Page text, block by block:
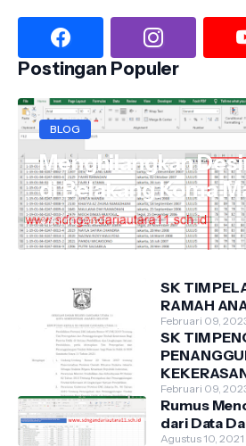
Postingan Populer
BLOG
Menghilangkan
di Belakang Koma
April 10, 2021
SK TIM
RAMAH
Februari 09,
SK TIM
DIDIK DI
UTARA 11
Februari 09,
Rumus
dari Data
Agustus 10, 2021